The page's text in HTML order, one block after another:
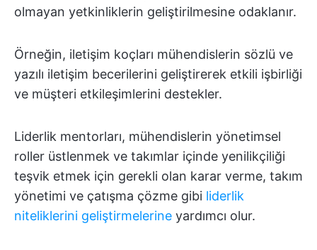
olmayan yetkinliklerin geliştirilmesine odaklanır.
Örneğin, iletişim koçları mühendislerin sözlü ve
yazılı iletişim becerilerini geliştirerek etkili işbirliği
ve müşteri etkileşimlerini destekler.
Liderlik mentorları, mühendislerin yönetimsel
roller üstlenmek ve takımlar içinde yenilikçiliği
teşvik etmek için gerekli olan karar verme, takım
yönetimi ve çatışma çözme gibi liderlik
niteliklerini geliştirmelerine yardımcı olur.